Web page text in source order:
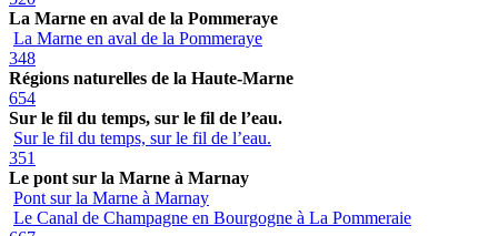
La Marne en aval de la Pommeraye
La Marne en aval de la Pommeraye
348
Régions naturelles de la Haute-Marne
654
Sur le fil du temps, sur le fil de l’eau.
Sur le fil du temps, sur le fil de l’eau.
351
Le pont sur la Marne à Marnay
Pont sur la Marne à Marnay
Le Canal de Champagne en Bourgogne à La Pommeraie